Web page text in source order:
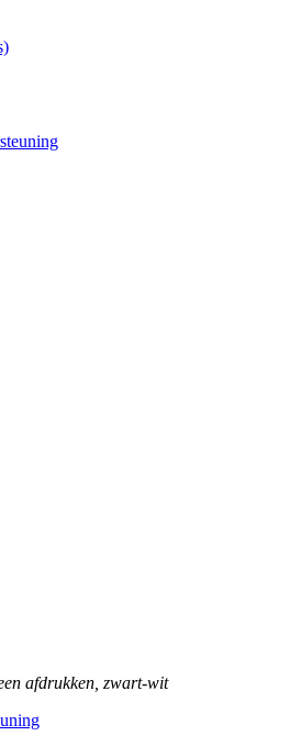
afdrukken, zwart-wit